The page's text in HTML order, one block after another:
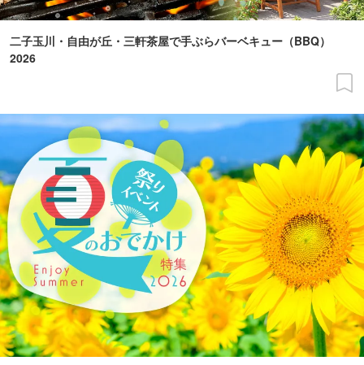
二子玉川・自由が丘・三軒茶屋で手ぶらバーベキュー（BBQ）
2026